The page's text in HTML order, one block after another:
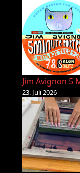
Jim Avignon 5
23. Juli 2026